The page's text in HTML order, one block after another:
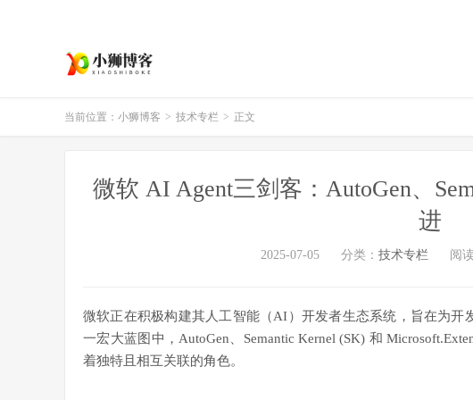
当前位置： 小狮博客 > 技术专栏 > 正文
微软 AI Agent三剑客：AutoGen、
进
2025-07-05 分类： 技术专栏 阅
微软正在积极构建其人工智能（AI）开发者生态系统，旨在为
一宏大蓝图中，AutoGen、Semantic Kernel (SK) 和
着独特且相互关联的角色。